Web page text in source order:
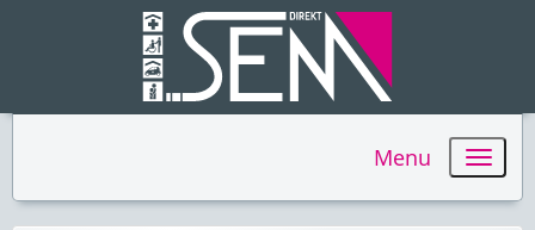
Menu